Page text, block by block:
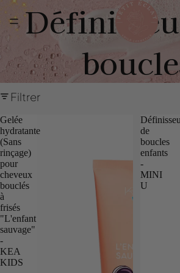
Filtrer
Gelée
hydratante
(Sans
rinçage)
pour
cheveux
bouclés
à
frisés
"L'enfant
sauvage"
-
KEA
KIDS
de
boucles
enfants
-
MINI
U